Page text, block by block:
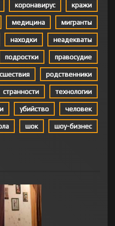
коронавирус кражи
медицина мигранты
находки неадекваты
подростки правосудие
родственники
странности технологии
убийство человек
шок шоу-бизнес